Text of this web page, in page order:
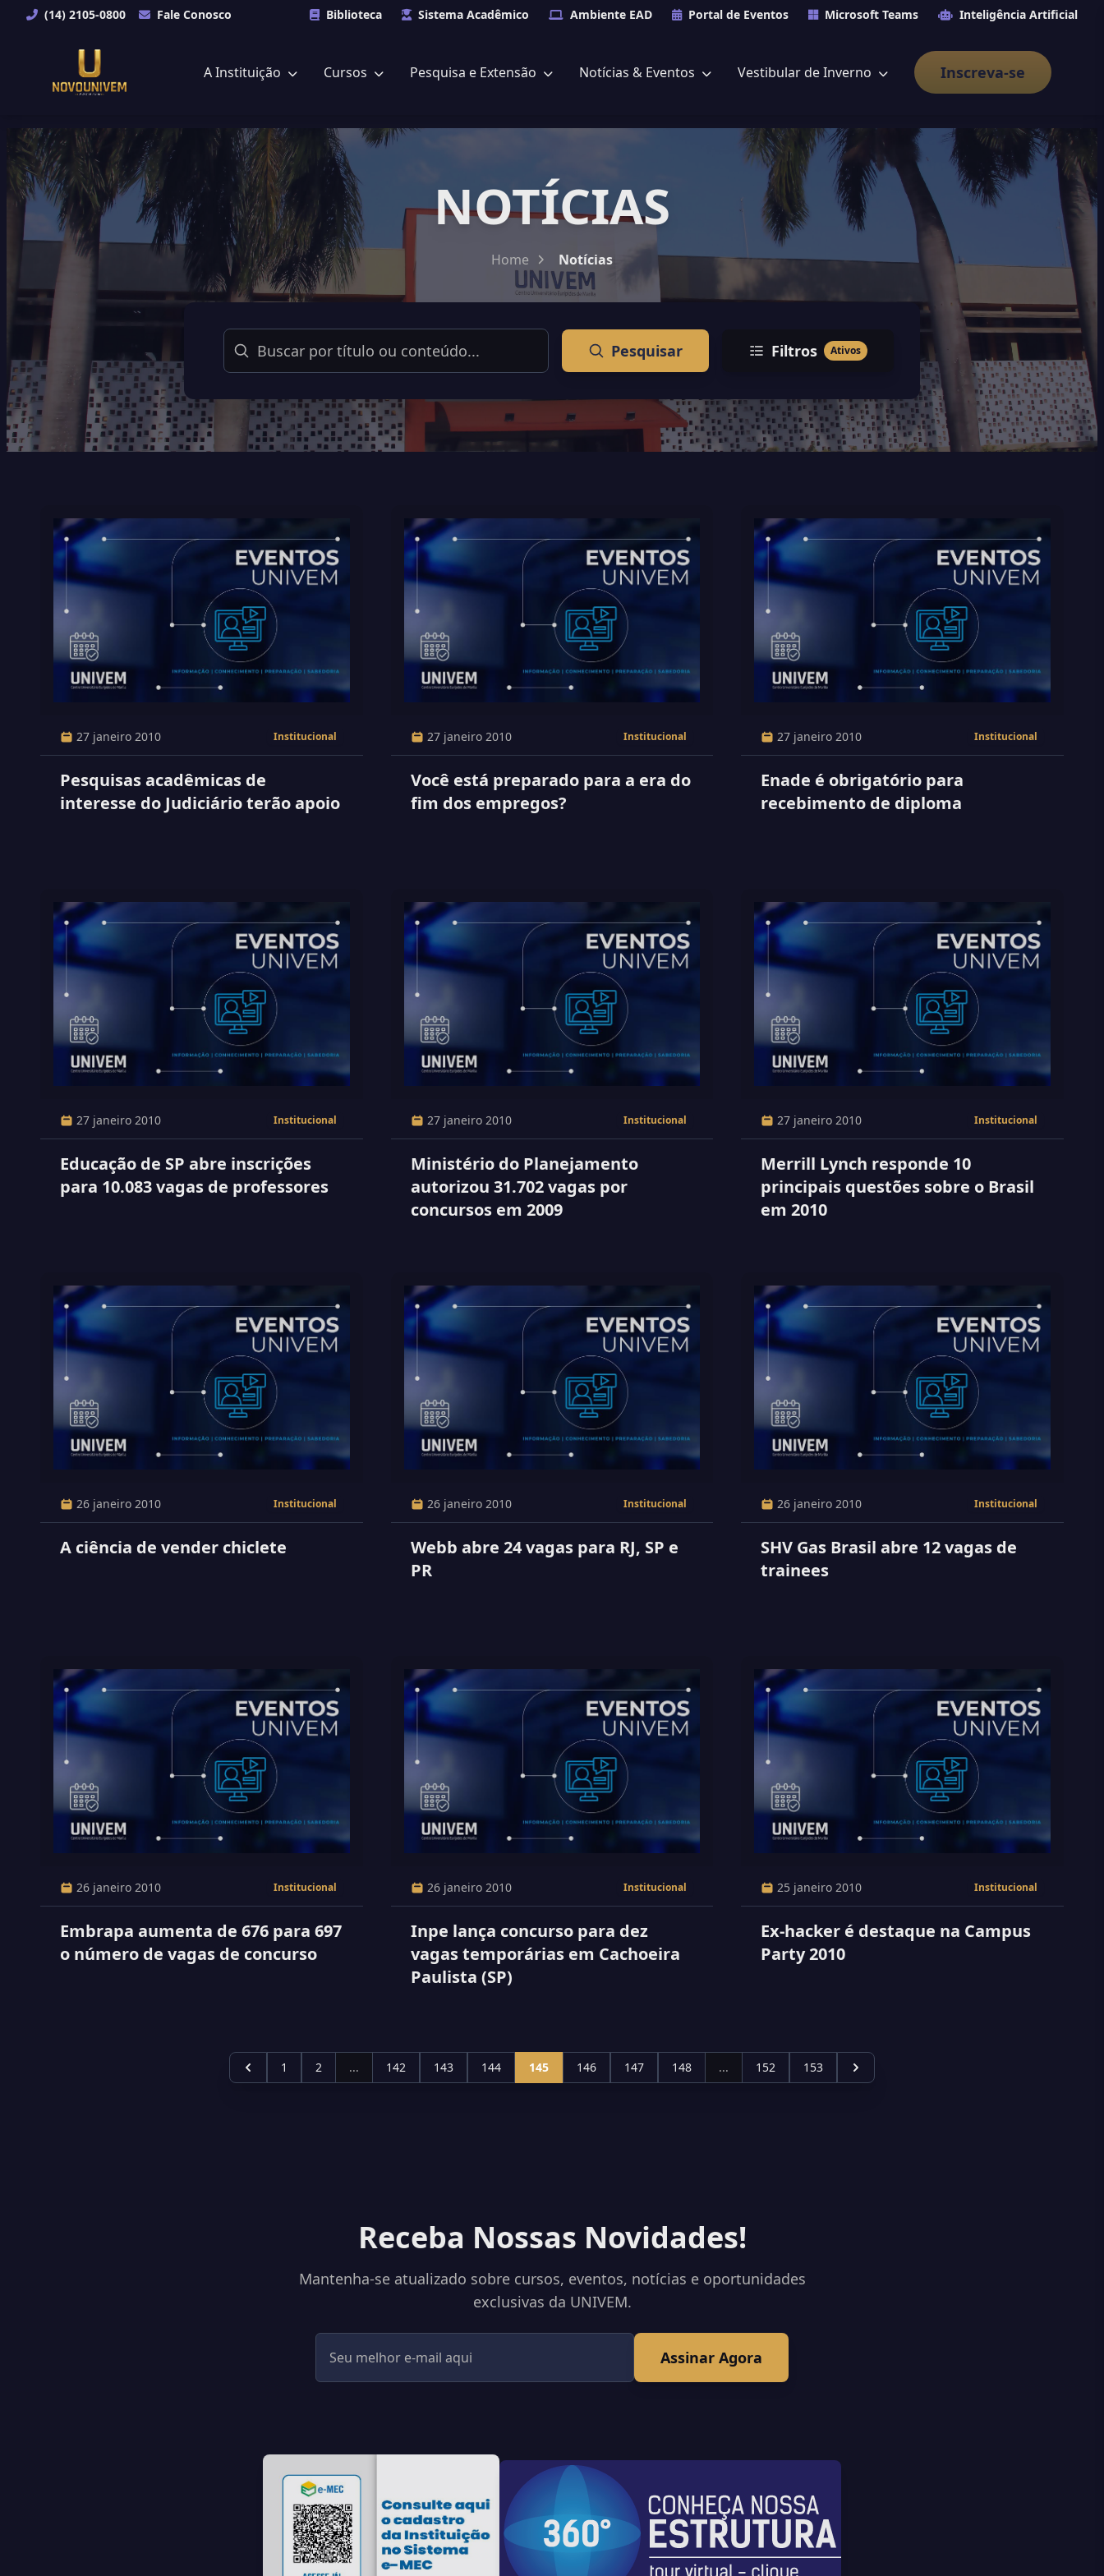
(14) 2105-0800 Fale Conosco Biblioteca Sistema Acadêmico Ambiente EAD Portal de Eventos Microsoft Teams Inteligência Artificial
A Instituição Cursos Pesquisa e Extensão Notícias & Eventos Vestibular de Inverno Inscreva-se
NOTÍCIAS
Home Notícias
Buscar Pesquisar Filtros Ativos
27 janeiro 2010 Institucional
Pesquisas acadêmicas de
interesse do Judiciário terão apoio
27 janeiro 2010 Institucional
Você está preparado para a era do
fim dos empregos?
27 janeiro 2010 Institucional
Enade é obrigatório para
recebimento de diploma
27 janeiro 2010 Institucional
Educação de SP abre inscrições
para 10.083 vagas de professores
27 janeiro 2010 Institucional
Ministério do Planejamento
autorizou 31.702 vagas por
concursos em 2009
27 janeiro 2010 Institucional
Merrill Lynch responde 10
principais questões sobre o Brasil
em 2010
26 janeiro 2010 Institucional
A ciência de vender chiclete
26 janeiro 2010 Institucional
Webb abre 24 vagas para RJ, SP e
PR
26 janeiro 2010 Institucional
SHV Gas Brasil abre 12 vagas de
trainees
26 janeiro 2010 Institucional
Embrapa aumenta de 676 para 697
o número de vagas de concurso
26 janeiro 2010 Institucional
Inpe lança concurso para dez
vagas temporárias em Cachoeira
Paulista (SP)
25 janeiro 2010 Institucional
Ex-hacker é destaque na Campus
Party 2010
1 2 ... 142 143 144 145 146 147 148 ... 152 153
Receba Nossas Novidades!
Mantenha-se atualizado sobre cursos, eventos, notícias e oportunidades
exclusivas da UNIVEM.
Assinar Agora